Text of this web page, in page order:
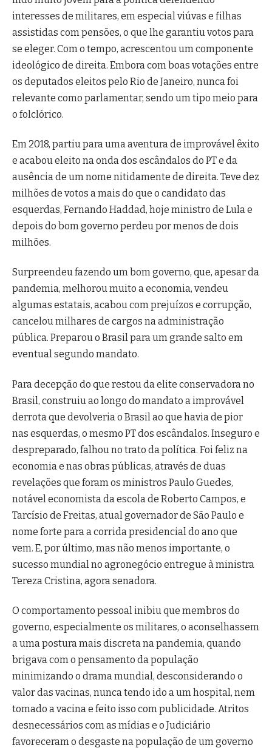
interesses de militares, em especial viúvas e filhas
assistidas com pensões, o que lhe garantiu votos para
se eleger. Com o tempo, acrescentou um componente
ideológico de direita. Embora com boas votações entre
os deputados eleitos pelo Rio de Janeiro, nunca foi
relevante como parlamentar, sendo um tipo meio para
o folclórico.
Em 2018, partiu para uma aventura de improvável êxito
e acabou eleito na onda dos escândalos do PT e da
ausência de um nome nitidamente de direita. Teve dez
milhões de votos a mais do que o candidato das
esquerdas, Fernando Haddad, hoje ministro de Lula e
depois do bom governo perdeu por menos de dois
milhões.
Surpreendeu fazendo um bom governo, que, apesar da
pandemia, melhorou muito a economia, vendeu
algumas estatais, acabou com prejuízos e corrupção,
cancelou milhares de cargos na administração
pública. Preparou o Brasil para um grande salto em
eventual segundo mandato.
Para decepção do que restou da elite conservadora no
Brasil, construiu ao longo do mandato a improvável
derrota que devolveria o Brasil ao que havia de pior
nas esquerdas, o mesmo PT dos escândalos. Inseguro e
despreparado, falhou no trato da política. Foi feliz na
economia e nas obras públicas, através de duas
revelações que foram os ministros Paulo Guedes,
notável economista da escola de Roberto Campos, e
Tarcísio de Freitas, atual governador de São Paulo e
nome forte para a corrida presidencial do ano que
vem. E, por último, mas não menos importante, o
sucesso mundial no agronegócio entregue à ministra
Tereza Cristina, agora senadora.
O comportamento pessoal inibiu que membros do
governo, especialmente os militares, o aconselhassem
a uma postura mais discreta na pandemia, quando
brigava com o pensamento da população
minimizando o drama mundial, desconsiderando o
valor das vacinas, nunca tendo ido a um hospital, nem
tomado a vacina e feito isso com publicidade. Atritos
desnecessários com as mídias e o Judiciário
favoreceram o desgaste na população de um governo